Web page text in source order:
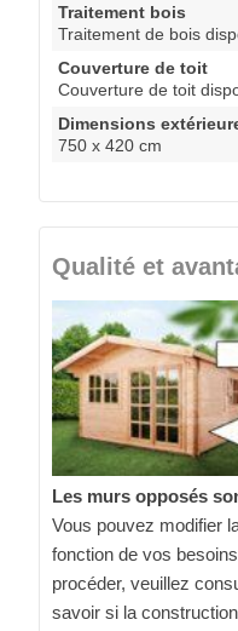
Traitement bois
Traitement de bois
Couverture de toit
Couverture de toit
Dimensions
750 x 420 cm
Qualité et
Les murs opposés
Vous pouvez modifier
fonction de vos
procéder, veuillez
savoir si la